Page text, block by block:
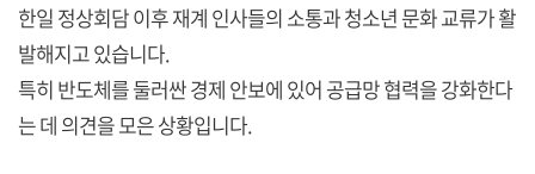
한일 정상회담 이후 재계 인사들의 소통과 청소년 문화 교류가 활
발해지고 있습니다.
특히 반도체를 둘러싼 경제 안보에 있어 공급망 협력을 강화한다
는 데 의견을 모은 상황입니다.